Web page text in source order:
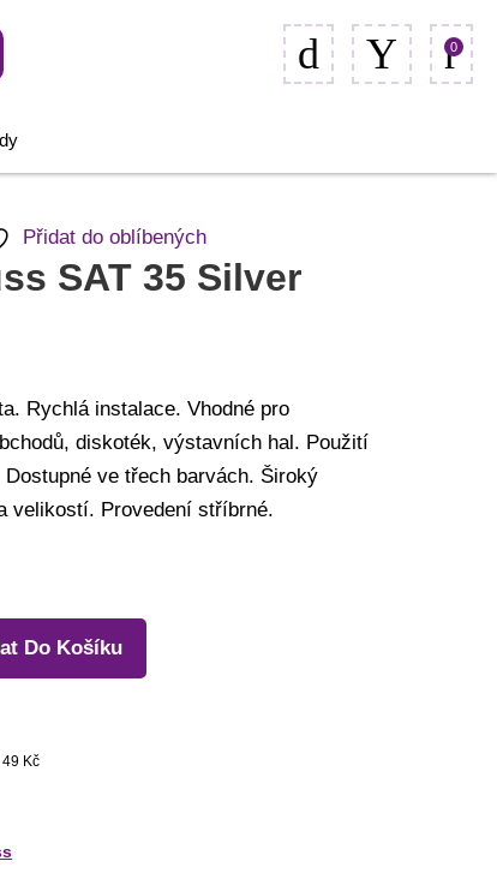
0
Přidat do oblíbených
SAT 35 Silver
Rychlá instalace. Vhodné pro
diskoték, výstavních hal. Použití
ve třech barvách. Široký
velikostí. Provedení stříbrné.
Do Košíku
Kč